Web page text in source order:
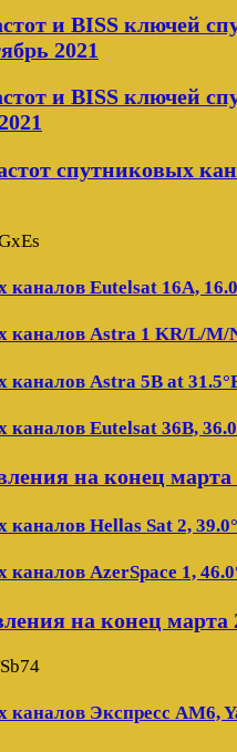
и BISS ключей
2021
и BISS ключей
спутниковых
каналов Eutelsat 16A,
каналов Astra 1 KR/L/M/
каналов Astra 5B at
Eutelsat 36B,
на конец марта
Hellas Sat 2,
AzerSpace 1,
на конец марта
каналов Экспресс AM6,